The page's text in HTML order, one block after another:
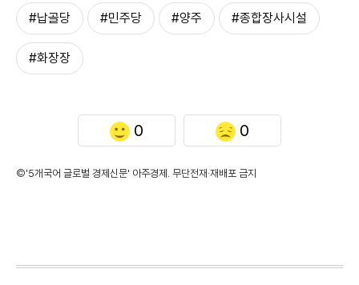
#납골당 #민주당 #양주 #종합장사시설
#화장장
0 0
©'5개국어 글로벌 경제신문' 아주경제. 무단전재·재배포 금지